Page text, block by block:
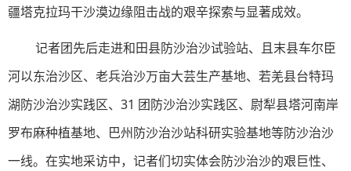
疆塔克拉玛干沙漠边缘阻击战的艰辛探索与显著成效。
记者团先后走进和田县防沙治沙试验站、且末县车尔臣
河以东治沙区、老兵治沙万亩大芸生产基地、若羌县台特玛
湖防沙治沙实践区、31 团防沙治沙实践区、尉犁县塔河南岸
罗布麻种植基地、巴州防沙治沙站科研实验基地等防沙治沙
一线。在实地采访中，记者们切实体会防沙治沙的艰巨性、